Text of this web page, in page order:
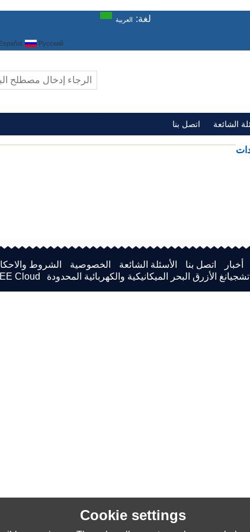
لغة: العربية
Русский
الشائعة اتصل بنا
أخبار اتصل بنا الأسئلة الشائعة الخصوصية
الشروط
تشجيانغ الأزرق البحر الميكانيكية والكهربائية المحدودة Cloud
Cookie settings